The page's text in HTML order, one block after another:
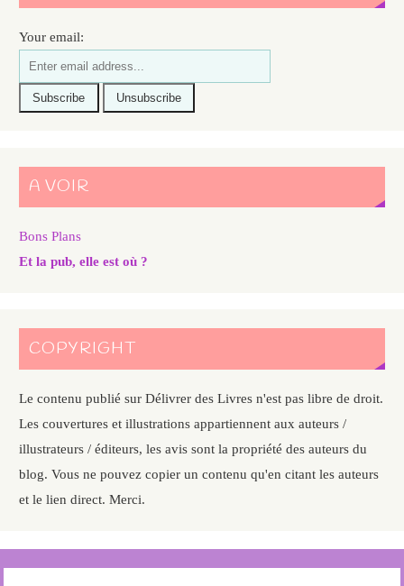
Your email:
A VOIR
Bons Plans
Et la pub, elle est où ?
COPYRIGHT
Le contenu publié sur Délivrer des Livres n'est pas libre de droit.
Les couvertures et illustrations appartiennent aux auteurs /
illustrateurs / éditeurs, les avis sont la propriété des auteurs du
blog. Vous ne pouvez copier un contenu qu'en citant les auteurs
et le lien direct. Merci.